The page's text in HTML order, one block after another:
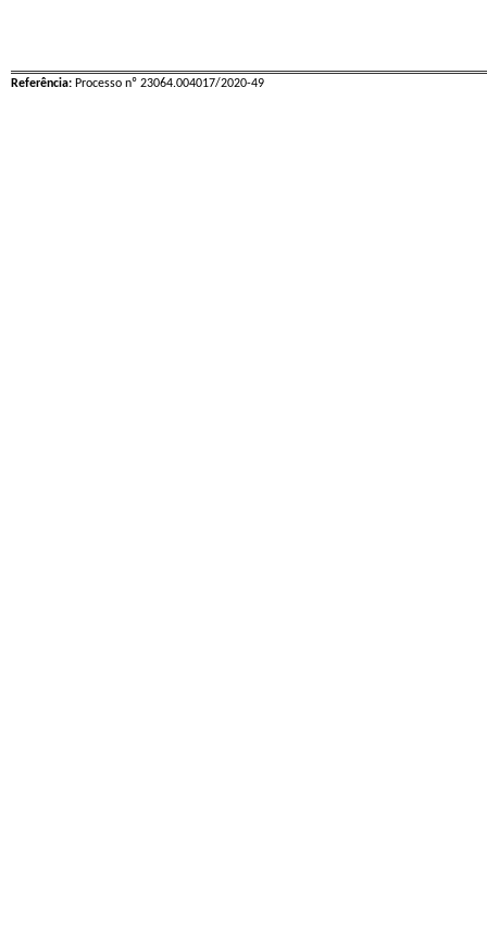
Referência: Processo nº 23064.004017/2020-49